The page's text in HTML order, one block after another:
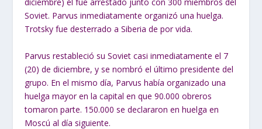
Soviet. Parvus inmediatamente organizó una huelga.
Trotsky fue desterrado a Siberia de por vida.
Parvus restableció su Soviet casi inmediatamente el 7
(20) de diciembre, y se nombró el último presidente del
grupo. En el mismo día, Parvus había organizado una
huelga mayor en la capital en que 90.000 obreros
tomaron parte. 150.000 se declararon en huelga en
Moscú al día siguiente.